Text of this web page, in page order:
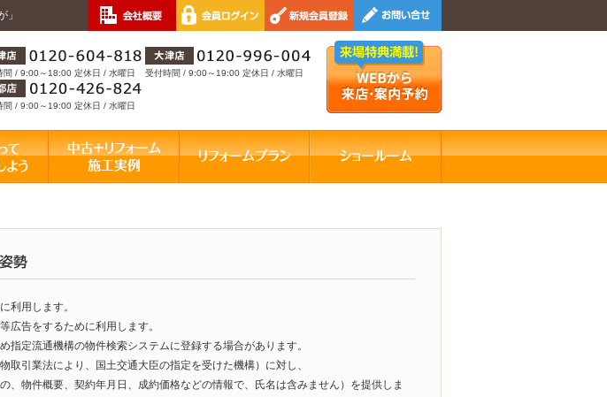
」
間 / 9:00～18:00 定休日 / 水曜日 受付時間 / 9:00～19:00 定休日 / 水曜日
間 / 9:00～19:00 定休日 / 水曜日
利用します。
広告をするために利用します。
指定流通機構の物件検索システムに登録する場合があります。
取引業法により、国土交通大臣の指定を受けた機構）に対し、
、物件概要、契約年月日、成約価格などの情報で、氏名は含みません）を提供しま